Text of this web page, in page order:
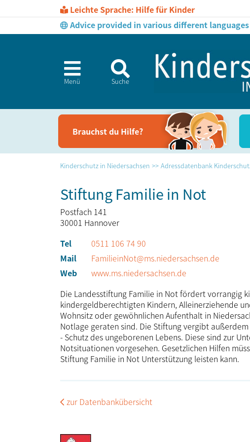
Leichte Sprache: Hilfe für Kinder
Advice provided in various different languages
Menü Suche
Brauchst du Hil­fe?
Kinderschutz in Niedersachsen Adressdatenbank
Stiftung Familie in Not
Postfach 141
30001 Hannover
Tel
0511 106 74 90
Mail
FamilieinNot@ms.niedersachsen.de
Web
www.ms.niedersachsen.de
Die Landesstiftung Familie in Not fördert vorrangig
kindergeldberechtigten Kindern, Alleinerziehende
Wohnsitz oder gewöhnlichen Aufenthalt in
Notlage geraten sind. Die Stiftung vergibt
- Schutz des ungeborenen Lebens. Diese sind zur
Notsituationen vorgesehen. Gesetzlichen Hilfen
Stiftung Familie in Not Unterstützung leisten kann.
zur Datenbankübersicht